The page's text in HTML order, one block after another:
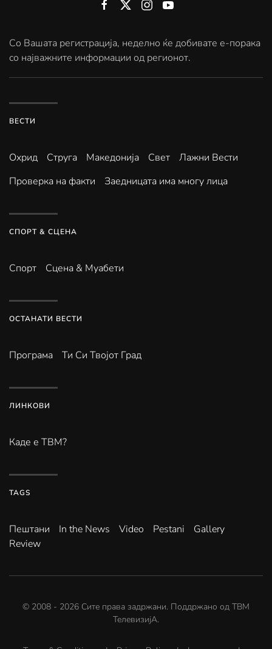
Со Вашата регистрација, неделно ќе добивате е-порака
со најважните информации од регионот.
ВЕСТИ
Охрид Струга Македонија Свет
Лажни Вести
Проверка на факти
Заедницата има многу лица
СПОРТ & СЦЕНА
Спорт Сцена & Муабети
ОСТАНАТИ ВЕСТИ
Програма Ти Си Твојот Град
ЛИНКОВИ
Каде е ТВМ?
TAGS
Пештани In the News Video Pestani
Gallery
Review
© 2008 - 2026 Сите права задржани. Поддржано од ТВМ
ТелевизијА.